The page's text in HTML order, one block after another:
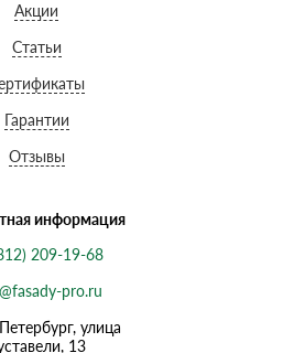
Акции
Статьи
Гарантии
Отзывы
информация
209-19-68
pro.ru
улица
13